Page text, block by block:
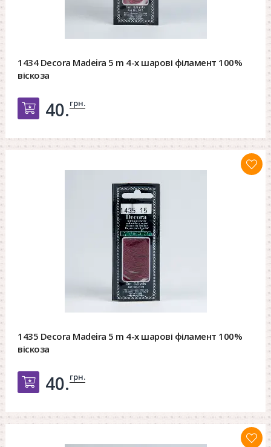
1434 Decora Madeira 5 m 4-х шарові філамент 100%
віскоза
Добавить в корзину
40.грн.
1435 Decora Madeira 5 m 4-х шарові філамент 100%
віскоза
Добавить в корзину
40.грн.